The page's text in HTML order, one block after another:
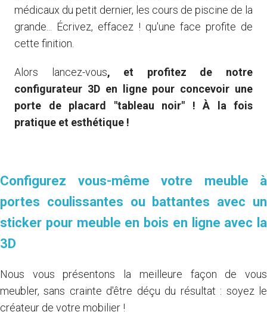
médicaux du petit dernier, les cours de piscine de la
grande... Écrivez, effacez ! qu'une face profite de
cette finition.
Alors lancez-vous, et profitez de notre
configurateur 3D en ligne pour concevoir une
porte de placard "tableau noir" ! À la fois
pratique et esthétique !
Configurez vous-même votre meuble à
portes coulissantes ou battantes avec un
sticker pour meuble en bois en ligne avec la
3D
Nous vous présentons la meilleure façon de vous
meubler, sans crainte d'être déçu du résultat : soyez le
créateur de votre mobilier !